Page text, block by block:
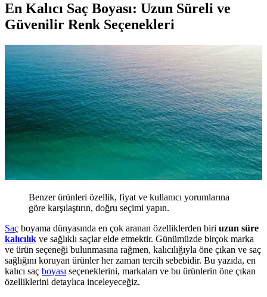
En Kalıcı Saç Boyası: Uzun Süreli ve
Güvenilir Renk Seçenekleri
Benzer ürünleri özellik, fiyat ve kullanıcı yorumlarına
göre karşılaştırın, doğru seçimi yapın.
Saç boyama dünyasında en çok aranan özelliklerden biri uzun süre
kalıcılık ve sağlıklı saçlar elde etmektir. Günümüzde birçok marka
ve ürün seçeneği bulunmasına rağmen, kalıcılığıyla öne çıkan ve saç
sağlığını koruyan ürünler her zaman tercih sebebidir. Bu yazıda, en
kalıcı saç boyası seçeneklerini, markaları ve bu ürünlerin öne çıkan
özelliklerini detaylıca inceleyeceğiz.